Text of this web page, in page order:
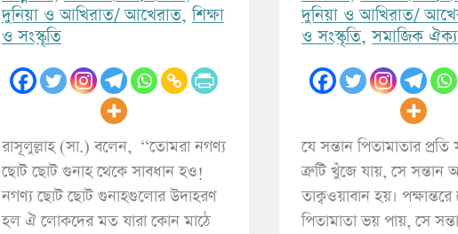
দুনিয়া ও আখিরাত/ আখেরাত,শিক্ষা
ও সংস্কৃতি
রাসূলুল্লাহ (সা.) বলেন, ‘‘তোমরা নগণ্য
ছোট ছোট গুনাহ থেকে সাবধান হও!
নগণ্য ছোট ছোট গুনাহগুলোর উদাহরণ
হল ঐ লোকদের মত যারা কোন মাঠে
দুনিয়া ও আখিরাত/
ও সংস্কৃতি,সমাজিক
যে সন্তান পিতামাতার প্রতি
ত্রুটি খুঁজে যায়, সে
তাক্বওয়াবান হয়।
পিতামাতা ভয় পায়, সে
রামাযান ও ছিয়াম
পিডিএফ ডাউনলোড করুন